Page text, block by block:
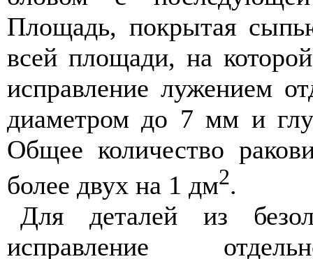
Площадь, покрытая
всей площади, на
исправление лужением
диаметром до 7 мм и
Общее количество
более двух на 1 дм2.
Для деталей из
исправление